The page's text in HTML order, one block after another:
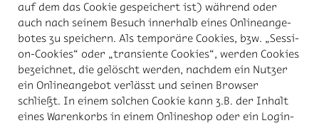
auf dem das Coo­kie ge­spei­chert ist) wäh­rend oder
auch nach sei­nem Be­such in­ner­halb ei­nes On­line­an­ge­
bo­tes zu spei­chern. Als tem­po­rä­re Coo­kies, bzw. „Ses­si­
on-Coo­kies“ oder „tran­si­en­te Coo­kies“, wer­den Coo­kies
be­zeich­net, die ge­löscht wer­den, nach­dem ein Nut­zer
ein On­line­an­ge­bot ver­lässt und sei­nen Brow­ser
schließt. In ei­nem sol­chen Coo­kie kann z.B. der In­halt
ei­nes Wa­ren­korbs in ei­nem On­line­shop oder ein Log­in-